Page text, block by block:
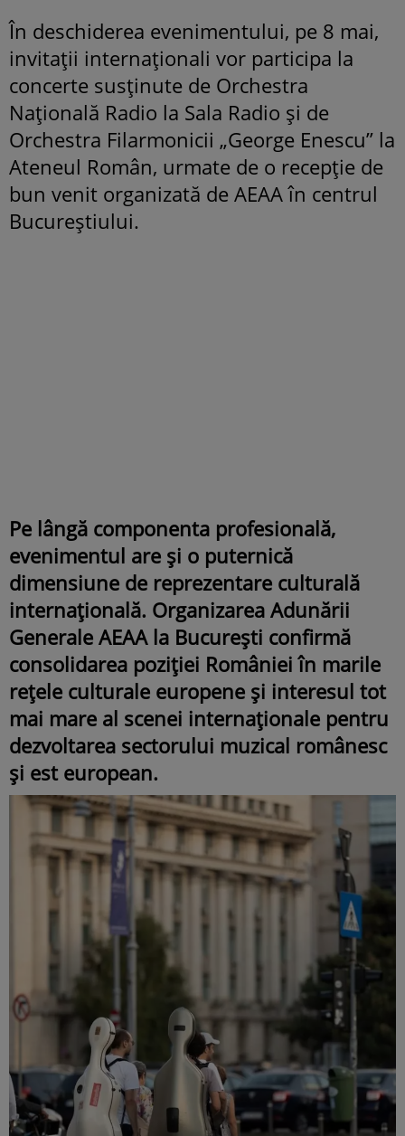
În deschiderea evenimentului, pe 8 mai,
invitații internaționali vor participa la
concerte susținute de Orchestra
Națională Radio la Sala Radio și de
Orchestra Filarmonicii „George Enescu” la
Ateneul Român, urmate de o recepție de
bun venit organizată de AEAA în centrul
Bucureștiului.
Pe lângă componenta profesională,
evenimentul are și o puternică
dimensiune de reprezentare culturală
internațională. Organizarea Adunării
Generale AEAA la București confirmă
consolidarea poziției României în marile
rețele culturale europene și interesul tot
mai mare al scenei internaționale pentru
dezvoltarea sectorului muzical românesc
și est european.